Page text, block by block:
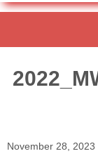
November 28, 2023